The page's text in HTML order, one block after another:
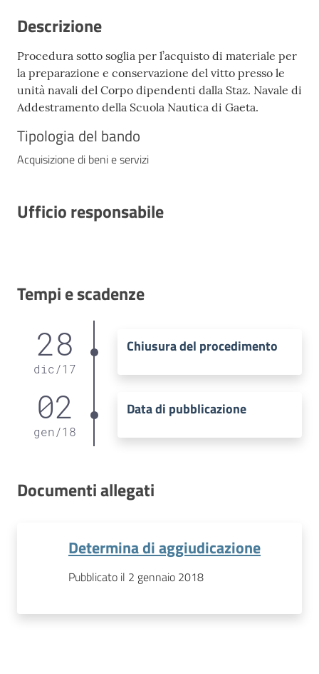
Descrizione
Procedura sotto soglia per l’acquisto di materiale per
la preparazione e conservazione del vitto presso le
unità navali del Corpo dipendenti dalla Staz. Navale di
Addestramento della Scuola Nautica di Gaeta.
Tipologia del bando
Acquisizione di beni e servizi
Ufficio responsabile
Tempi e scadenze
28
dic /17
Chiusura del procedimento
02
gen/18
Data di pubblicazione
Documenti allegati
Determina di aggiudicazione
Pubblicato il 2 gennaio 2018